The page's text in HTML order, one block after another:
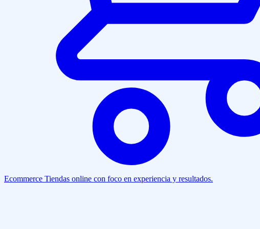
Ecommerce Tiendas online con foco en experiencia y resultados.